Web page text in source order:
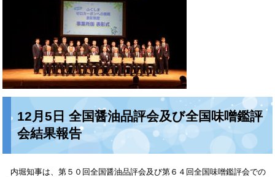
12月5日 全国醤油品評会及び全国味噌鑑評
会結果報告
内堀知事は、第５０回全国醤油品評会及び第６４回全国味噌鑑評会での